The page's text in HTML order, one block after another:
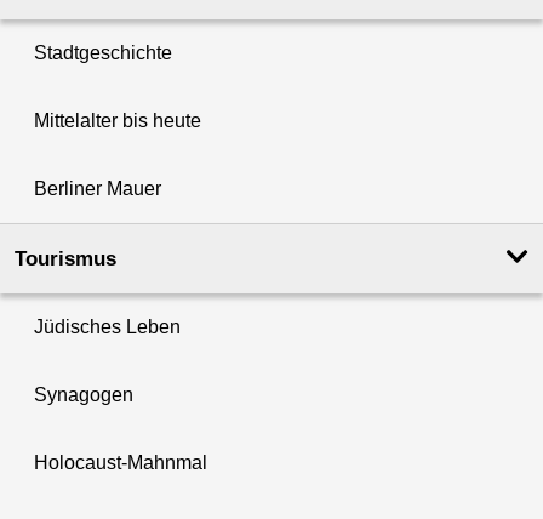
Stadtgeschichte
Mittelalter bis heute
Berliner Mauer
Tourismus
Jüdisches Leben
Synagogen
Holocaust-Mahnmal